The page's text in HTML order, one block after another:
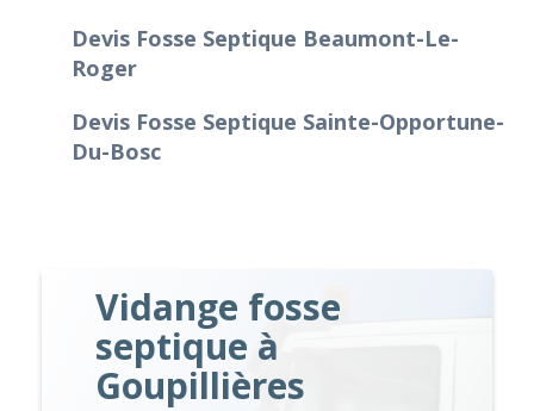
Devis Fosse Septique Beaumont-Le-
Roger
Devis Fosse Septique Sainte-Opportune-
Du-Bosc
Vidange fosse
septique à
Goupillières